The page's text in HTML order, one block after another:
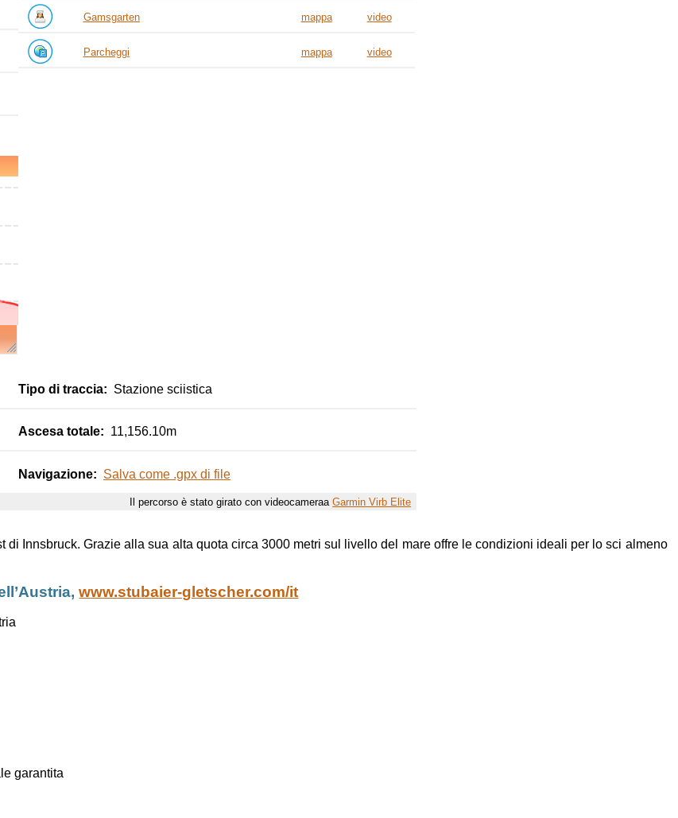
Gamsgarten mappa video
Parcheggi mappa video
Tipo di traccia: Stazione sciistica
Ascesa totale: 11,156.10m
Navigazione: Salva come .gpx di file
Il percorso è stato girato con videocameraaGarmin Virb Elite
Innsbruck. Grazie alla sua alta quota circa 3000 metri sul livello del mare offre le condizioni ideali per lo sci almeno
www.stubaier-gletscher.com/it
garantita